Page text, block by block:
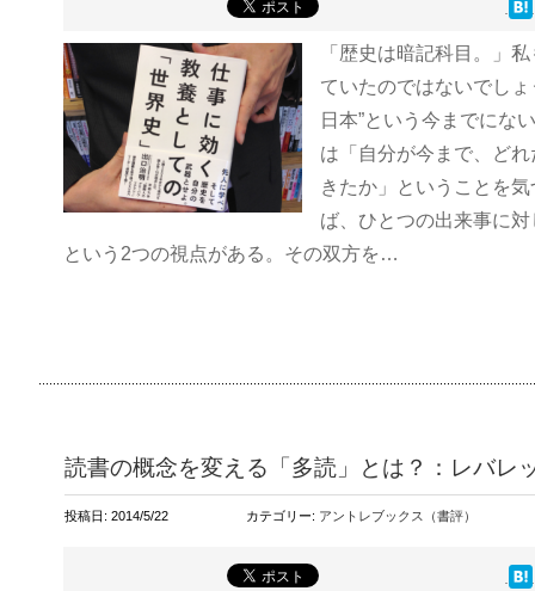
「歴史は暗記科目。」
ていたのではないでし
日本”という今までにな
は「自分が今まで、ど
きたか」ということを
ば、ひとつの出来事に
という2つの視点がある。その双方を…
読書の概念を変える「多読」とは？：レバレ
投稿日: 2014/5/22 カテゴリー: アントレブックス（書評）